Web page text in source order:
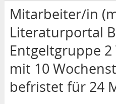
Mitarbeiter/in
Literaturportal
Entgeltgruppe 2
mit 10
befristet für 24